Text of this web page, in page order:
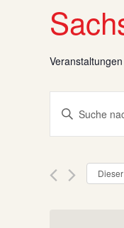
Veranstaltungen
Suche
Bitte
eingeben.
Suche